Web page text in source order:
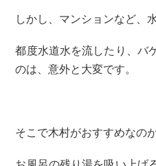
しかし、マンションなど、
都度水道水を流したり、バ
のは、意外と大変です。
そこで木村がおすすめなのが